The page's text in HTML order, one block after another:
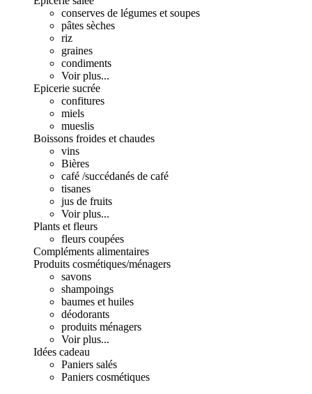
conserves de légumes et soupes
pâtes sèches
riz
graines
condiments
Voir plus...
Epicerie sucrée
confitures
miels
mueslis
Boissons froides et chaudes
vins
Bières
café /succédanés de café
tisanes
jus de fruits
Voir plus...
Plants et fleurs
fleurs coupées
Compléments alimentaires
Produits cosmétiques/ménagers
savons
shampoings
baumes et huiles
déodorants
produits ménagers
Voir plus...
Idées cadeau
Paniers salés
Paniers cosmétiques